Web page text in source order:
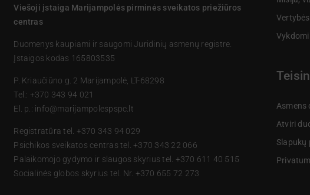
Viešoji įstaiga Marijampolės pirminės sveikatos priežiūros
centras
Duomenys kaupiami ir saugomi Juridinių asmenų registre.
Įstaigos kodas 165803535
P. Kriaučiūno g. 2 Marijampolė, LT-68298
Tel.: +370 343 94 021
El. p.: info@marijampolespspc.lt
Registratūra tel. +370 343 94 029
Psichikos sveikatos centras tel. +370 343 22 066
Palaikomojo gydymo ir slaugos skyrius tel. +370 611 40 515
Socialinės globos skyrius tel. Nr. +370 655 72 273
Vertybės
Asmens
Atviri
Slapukų